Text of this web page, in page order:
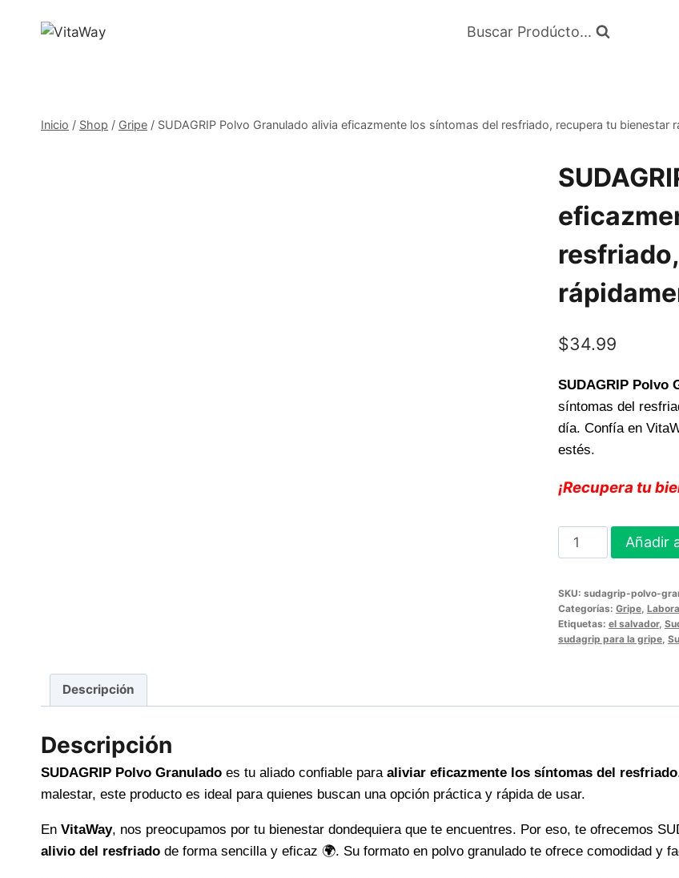
Buscar Prodúcto...
Inicio / Shop / Gripe / SUDAGRIP Polvo Granulado alivia eficazmente los síntomas del resfriado, recupera tu bienestar
$34.99
SUDAGRIP Polvo
síntomas del
día. Confía en
estés.
¡Recupera tu
SUDAGRIP
Polvo
alivia
eficazmente
los
resfriado,
bienestar
rápidamente
Añadir
SKU: sudagrip-polvo-
Categorías: Gripe,
Etiquetas: el salvador,
sudagrip para la gripe,
Descripción
Descripción
SUDAGRIP Polvo Granulado es tu aliado confiable para aliviar eficazmente los síntomas del resfriado
malestar, este producto es ideal para quienes buscan una opción práctica y rápida de usar.
En VitaWay, nos preocupamos por tu bienestar dondequiera que te encuentres. Por eso, te ofrecemos
alivio del resfriado de forma sencilla y eficaz 🌍. Su formato en polvo granulado te ofrece comodidad y